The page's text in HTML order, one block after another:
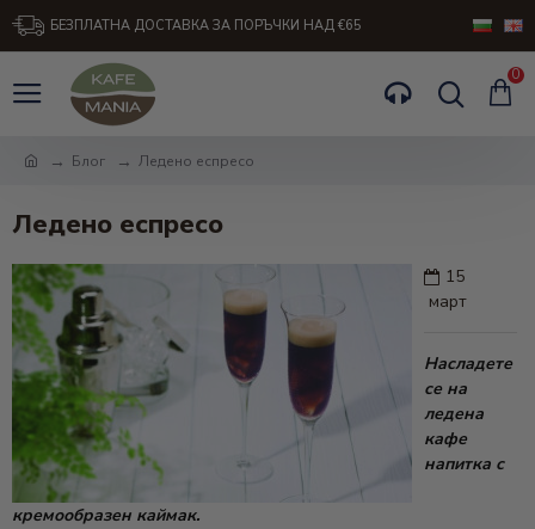
БЕЗПЛАТНА ДОСТАВКА ЗА ПОРЪЧКИ НАД €65
0
Блог Ледено еспресо
Ледено еспресо
15
март
Насладете
се на
ледена
кафе
напитка с
кремообразен каймак.